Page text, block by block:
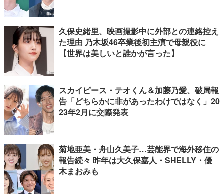
久保史緒里、映画撮影中に外部との連絡控え
た理由 乃木坂46卒業後初主演で母親役に
【世界は美しいと誰かが言った】
スカイピース・テオくん＆加藤乃愛、破局報
告「どちらかに非があったわけではなく」20
23年2月に交際発表
菊地亜美・舟山久美子…芸能界で海外移住の
報告続々 昨年は大久保嘉人・SHELLY・優
木まおみも